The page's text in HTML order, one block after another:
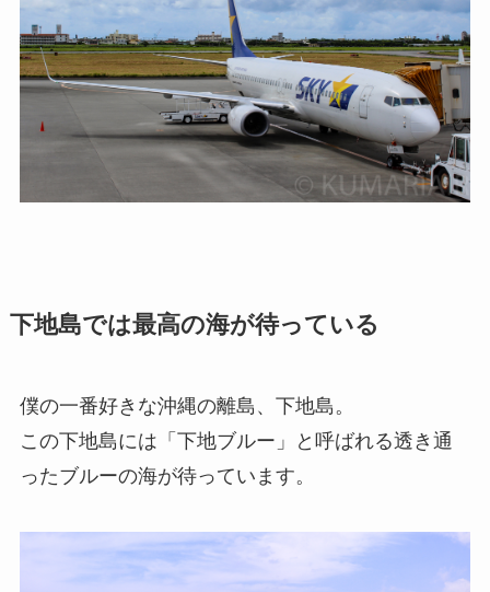
下地島では最高の海が待っている
僕の一番好きな沖縄の離島、下地島。
この下地島には「下地ブルー」と呼ばれる透き通
ったブルーの海が待っています。